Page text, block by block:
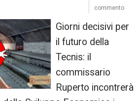
Giorni decisivi per
il futuro della
Tecnis: il
commissario
Ruperto incontrerà
commento